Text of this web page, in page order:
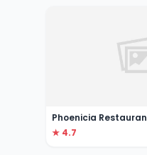
Phoenicia
★ 4.7